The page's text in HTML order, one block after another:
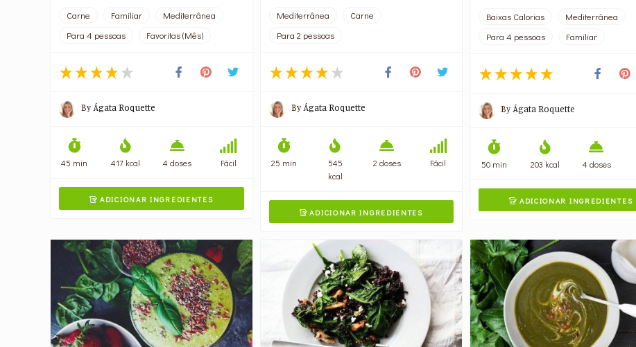
Carne Familiar
Mediterrânea
Para 4 pessoas
Favoritas (Mês)
ByÁgata Roquette
45 min 417 kcal 4 doses Fácil
 ADICIONAR INGREDIENTES
Mediterrânea
Carne
Para 2 pessoas
ByÁgata Roquette
25 min
545
kcal
2 doses Fácil
ADICIONAR INGREDIENTES
Baixas Calorias
Mediterrânea
Para 4 pessoas
Familiar
ByÁgata Roquette
50 min 203 kcal 4 doses
 ADICIONAR INGREDIENTES